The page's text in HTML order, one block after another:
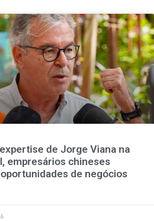
de Jorge Viana na
empresários chineses
de negócios